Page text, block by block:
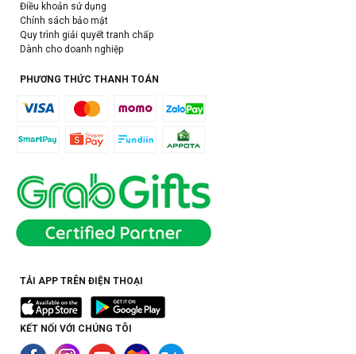
Điều khoản sử dụng
Chính sách bảo mật
Quy trình giải quyết tranh chấp
Dành cho doanh nghiệp
PHƯƠNG THỨC THANH TOÁN
TẢI APP TRÊN ĐIỆN THOẠI
KẾT NỐI VỚI CHÚNG TÔI